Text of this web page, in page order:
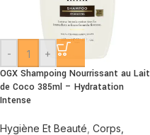
- +
OGX Shampoing Nourrissant au Lait
de Coco 385ml – Hydratation
Intense
Hygiène Et Beauté Corps,